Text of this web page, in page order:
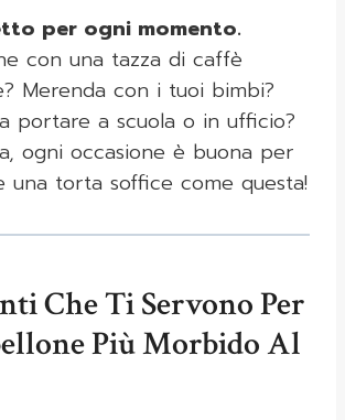
per ogni momento.
con una tazza di caffè
Merenda con i tuoi bimbi?
portare a scuola o in ufficio?
ogni occasione è buona per
una torta soffice come questa!
Che Ti Servono Per
Più Morbido Al